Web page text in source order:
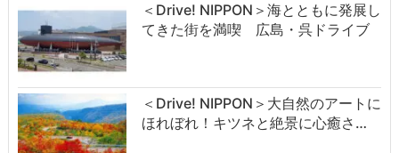
＜Drive! NIPPON＞海とともに発展し
てきた街を満喫 広島・呉ドライブ
＜Drive! NIPPON＞大自然のアートに
ほれぼれ！キツネと絶景に心癒さ…